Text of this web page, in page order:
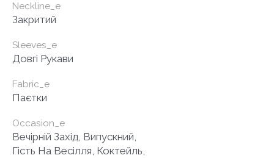
Neckline_e
Закритий
Sleeves_e
Довгі Рукави
Fabric_e
Паєтки
Occasion_e
Вечірній Захід, Випускний,
Гість На Весілля, Коктейль,